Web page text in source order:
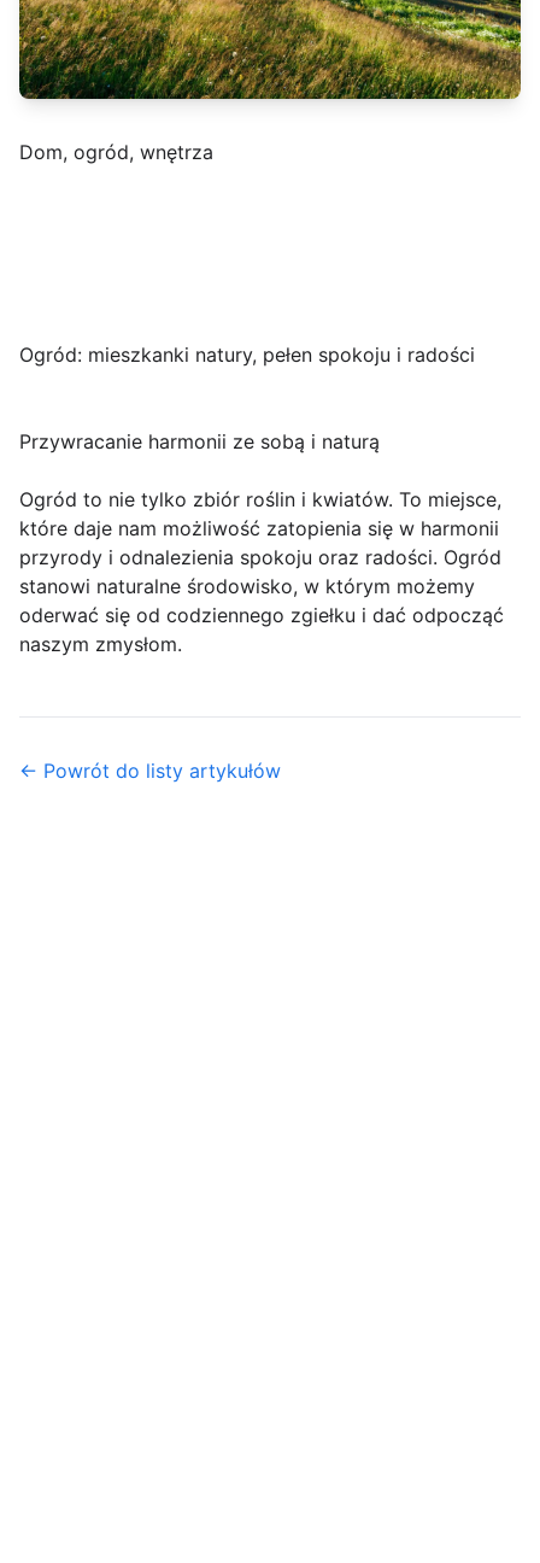
Dom, ogród, wnętrza
Ogród: mieszkanki natury, pełen spokoju i radości
Przywracanie harmonii ze sobą i naturą
Ogród to nie tylko zbiór roślin i kwiatów. To miejsce,
które daje nam możliwość zatopienia się w harmonii
przyrody i odnalezienia spokoju oraz radości. Ogród
stanowi naturalne środowisko, w którym możemy
oderwać się od codziennego zgiełku i dać odpocząć
naszym zmysłom.
← Powrót do listy artykułów